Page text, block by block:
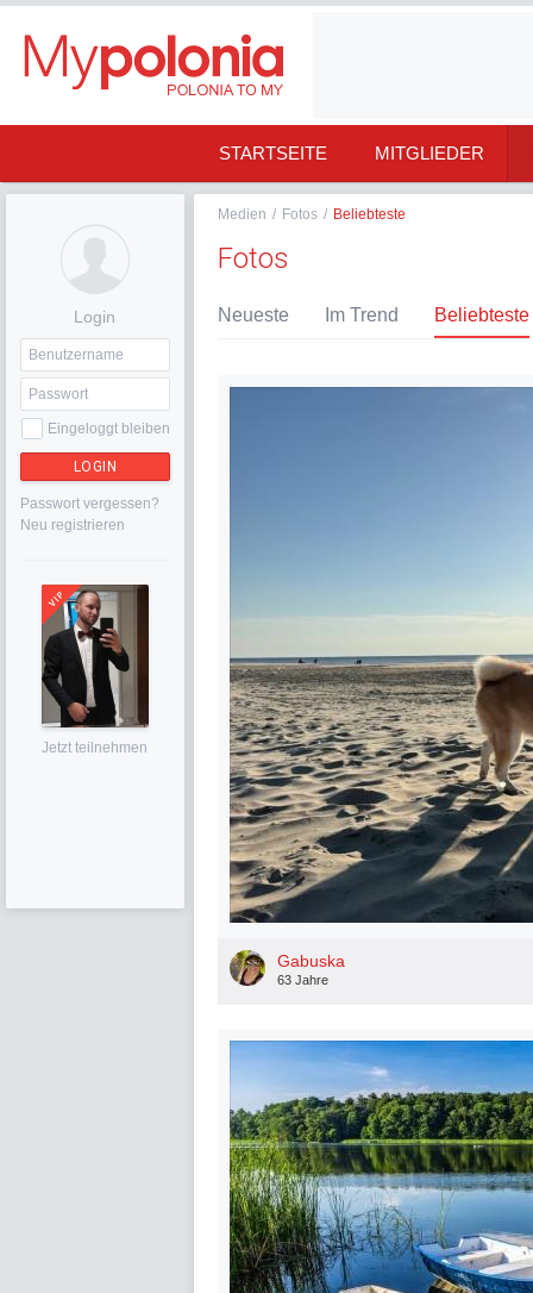
STARTSEITE MITGLIEDER
Login
Eingeloggt bleiben
LOGIN
Passwort vergessen?
Neu registrieren
Jetzt teilnehmen
Medien / Fotos / Beliebteste
Fotos
Neueste Im Trend Beliebteste
Gabuska
63 Jahre